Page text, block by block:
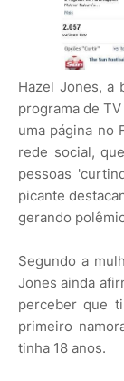
Hazel Jones, a
programa de
uma página no
rede social,
pessoas
picante
gerando
Segundo a
Jones ainda
perceber que
primeiro
tinha 18 anos.